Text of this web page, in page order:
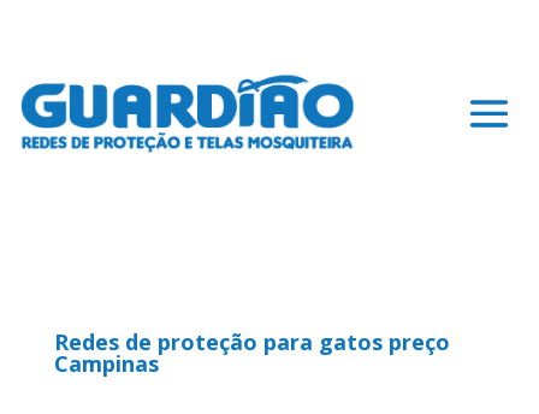
Redes de proteção para gatos preço
Campinas